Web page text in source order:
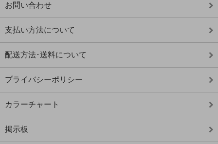
お問い合わせ
支払い方法について
配送方法･送料について
プライバシーポリシー
カラーチャート
掲示板